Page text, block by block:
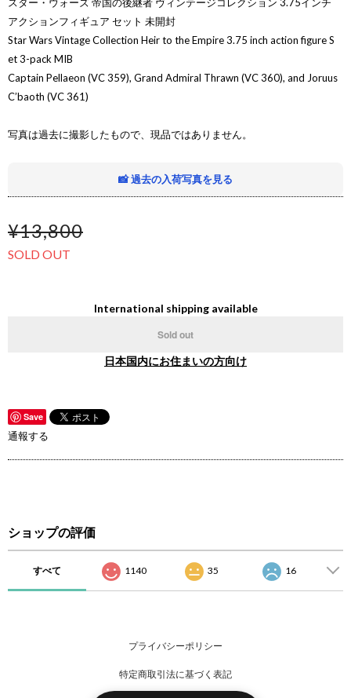
アクションフィギュア セット 未開封
Star Wars Vintage Collection Heir to the Empire 3.75 inch action figure S
et 3-pack MIB
Captain Pellaeon (VC 359), Grand Admiral Thrawn (VC 360), and Joruus
C’baoth (VC 361)
写真は過去に撮影したもので、現品ではありません。
📸 過去の入荷写真を見る
¥13,800
SOLD OUT
International shipping available
Sold out
日本国内にお住まいの方向け
Save
通報する
ショップの評価
すべて 1140 35 16
プライバシーポリシー
特定商取引法に基づく表記